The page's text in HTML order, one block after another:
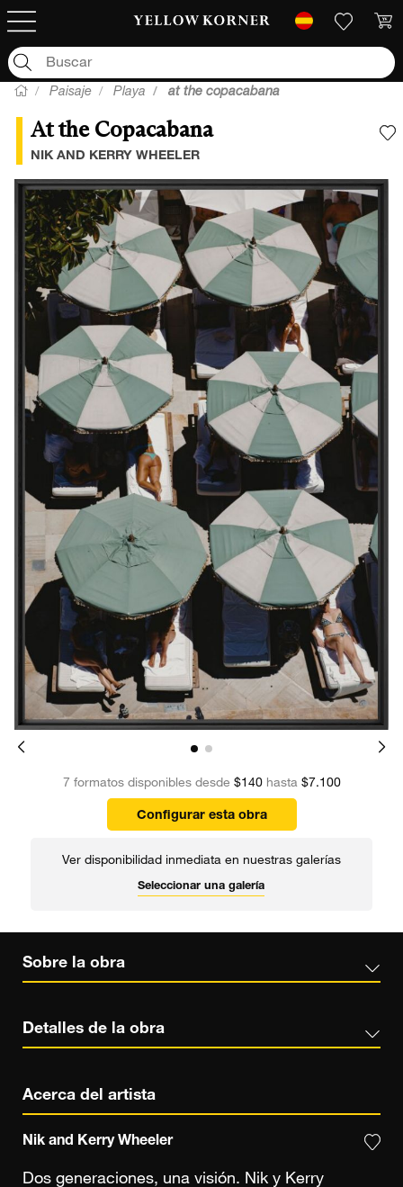
Paisaje Playa at the copacabana
At the Copacabana
NIK AND KERRY WHEELER
7 formatos disponibles desde $140hasta $7.100
Configurar esta obra
Ver disponibilidad inmediata en nuestras galerías
Seleccionar una galería
Sobre la obra
Detalles de la obra
Acerca del artista
Nik and Kerry Wheeler
Dos generaciones, una visión. Nik y Kerry